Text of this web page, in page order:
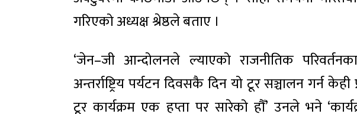
गरिएको अध्यक्ष श्रेष्ठले बताए ।
‘जेन–जी आन्दोलनले ल्याएको राजनीतिक
अन्तर्राष्ट्रिय पर्यटन दिवसकै दिन यो टूर सञ्चालन गर्न
टूर कार्यक्रम एक हप्ता पर सारेको हौँ’ उनले भने